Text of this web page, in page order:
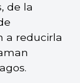
de la
a reducirla